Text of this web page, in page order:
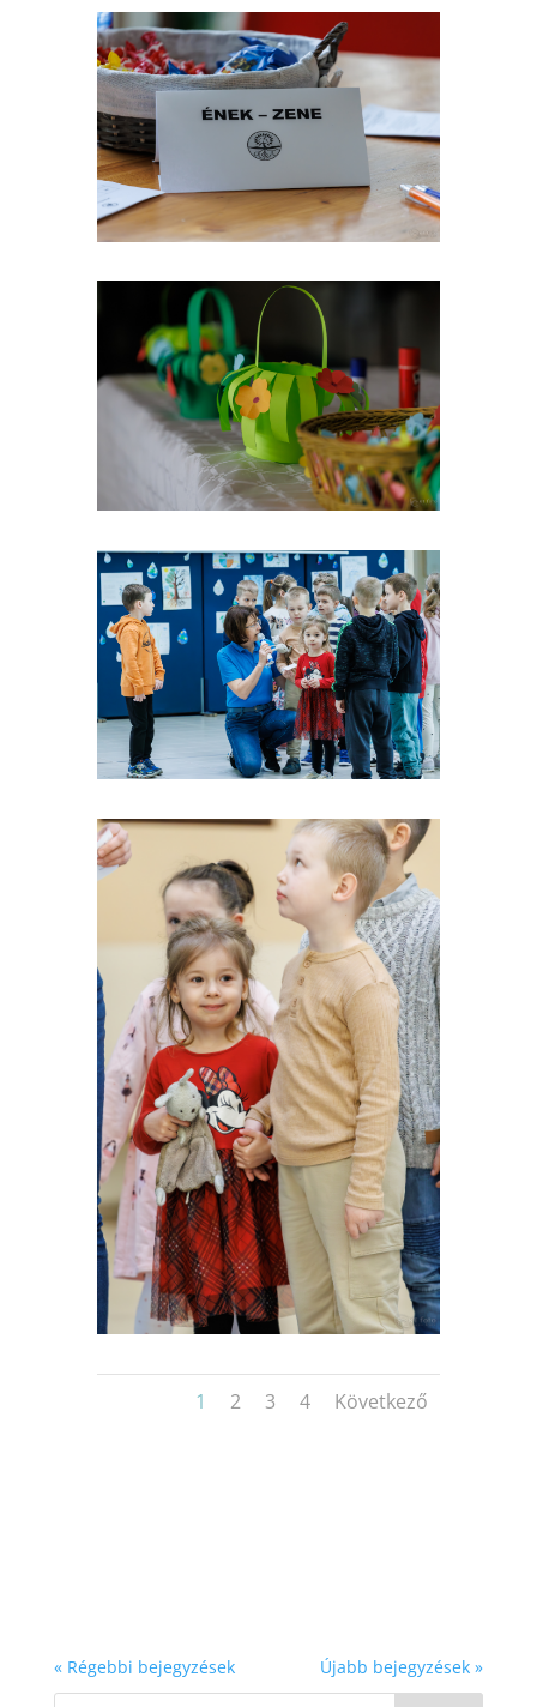
1 2 3 4 Következő
« Régebbi bejegyzések Újabb bejegyzések »